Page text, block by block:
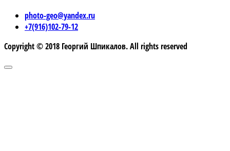
photo-geo@yandex.ru
+7(916)102-79-12
Copyright © 2018 Георгий Шпикалов. All rights reserved